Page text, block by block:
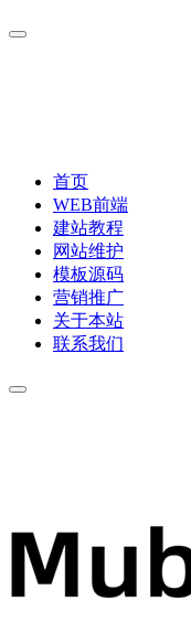
首页
WEB前端
建站教程
网站维护
模板源码
营销推广
关于本站
联系我们